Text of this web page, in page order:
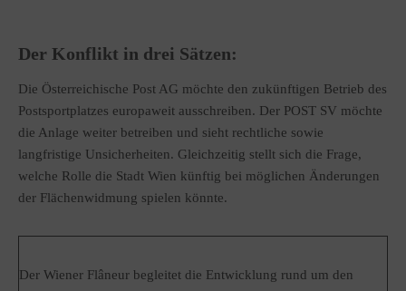
Der Konflikt in drei Sätzen:
Die Österreichische Post AG möchte den zukünftigen Betrieb des
Postsportplatzes europaweit ausschreiben. Der POST SV möchte
die Anlage weiter betreiben und sieht rechtliche sowie
langfristige Unsicherheiten. Gleichzeitig stellt sich die Frage,
welche Rolle die Stadt Wien künftig bei möglichen Änderungen
der Flächenwidmung spielen könnte.
Der Wiener Flâneur begleitet die Entwicklung rund um den